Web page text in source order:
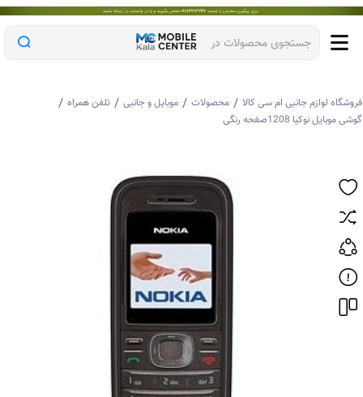
جستجوی محصولات در
لوازم جانبی ام سی کالا / محصولات / موبایل و جانبی / تلفن همراه /
موبایل نوکیا 1208صفحه رنگی